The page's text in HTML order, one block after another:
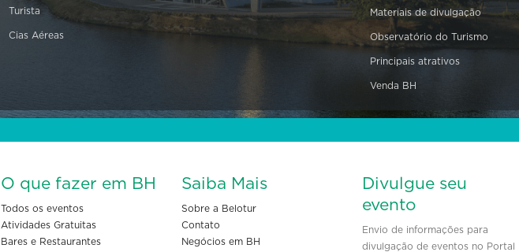
Turista
Cias Aéreas
Materiais de divulgação
Observatório do Turismo
Principais atrativos
Venda BH
O que fazer em BH
Todos os eventos
Atividades Gratuitas
Bares e Restaurantes
Saiba Mais
Sobre a Belotur
Contato
Negócios em BH
Divulgue seu
evento
Envio de informações para
divulgação de eventos no Portal